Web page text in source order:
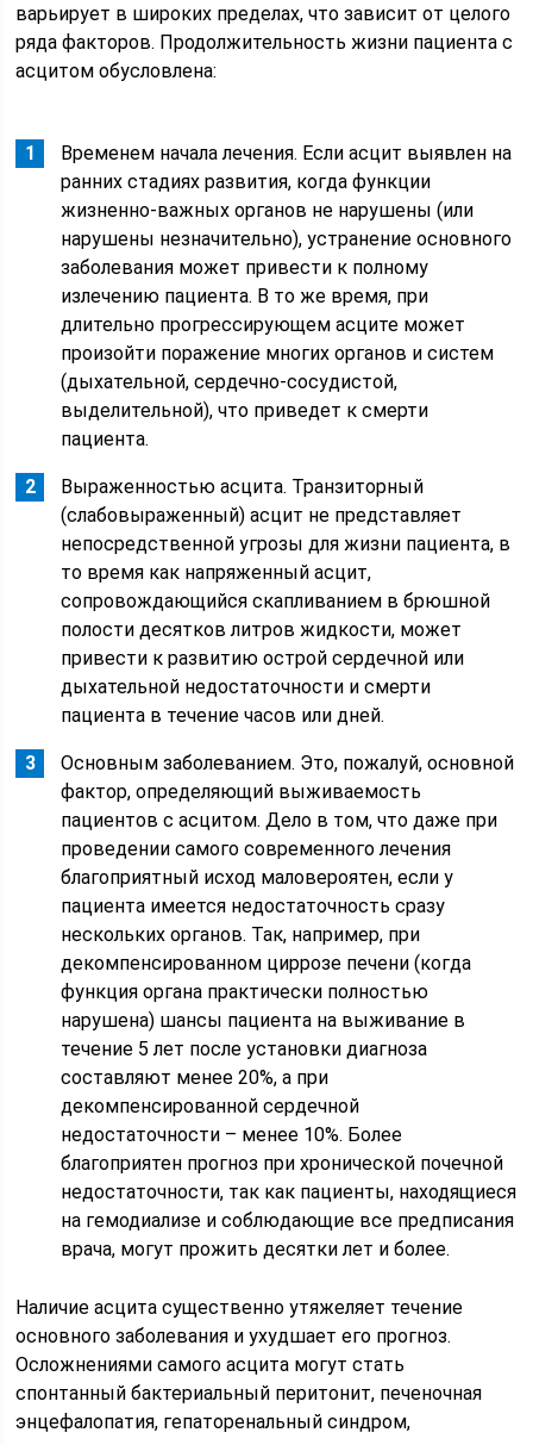
варьирует в широких пределах, что зависит от целого
ряда факторов. Продолжительность жизни пациента с
асцитом обусловлена:
Временем начала лечения. Если асцит выявлен на
ранних стадиях развития, когда функции
жизненно-важных органов не нарушены (или
нарушены незначительно), устранение основного
заболевания может привести к полному
излечению пациента. В то же время, при
длительно прогрессирующем асците может
произойти поражение многих органов и систем
(дыхательной, сердечно-сосудистой,
выделительной), что приведет к смерти
пациента.
Выраженностью асцита. Транзиторный
(слабовыраженный) асцит не представляет
непосредственной угрозы для жизни пациента, в
то время как напряженный асцит,
сопровождающийся скапливанием в брюшной
полости десятков литров жидкости, может
привести к развитию острой сердечной или
дыхательной недостаточности и смерти
пациента в течение часов или дней.
Основным заболеванием. Это, пожалуй, основной
фактор, определяющий выживаемость
пациентов с асцитом. Дело в том, что даже при
проведении самого современного лечения
благоприятный исход маловероятен, если у
пациента имеется недостаточность сразу
нескольких органов. Так, например, при
декомпенсированном циррозе печени (когда
функция органа практически полностью
нарушена) шансы пациента на выживание в
течение 5 лет после установки диагноза
составляют менее 20%, а при
декомпенсированной сердечной
недостаточности – менее 10%. Более
благоприятен прогноз при хронической почечной
недостаточности, так как пациенты, находящиеся
на гемодиализе и соблюдающие все предписания
врача, могут прожить десятки лет и более.
Наличие асцита существенно утяжеляет течение
основного заболевания и ухудшает его прогноз.
Осложнениями самого асцита могут стать
спонтанный бактериальный перитонит, печеночная
энцефалопатия, гепаторенальный синдром,